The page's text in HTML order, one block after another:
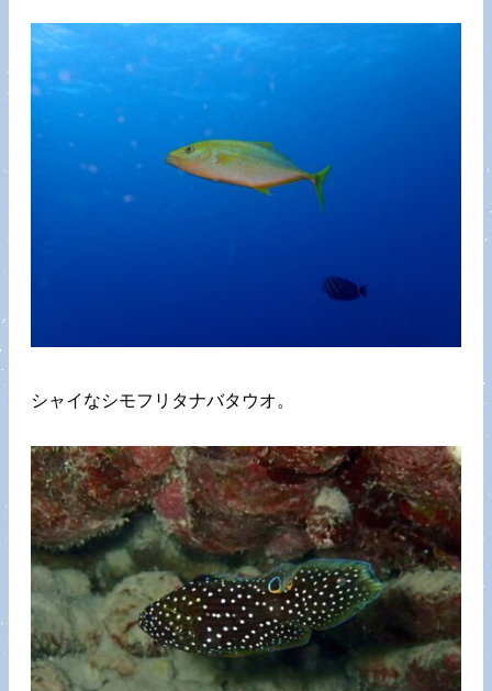
シャイなシモフリタナバタウオ。